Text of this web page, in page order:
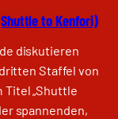
to Kenfori)
diskutieren
Staffel von
Titel „Shuttle
spannenden,